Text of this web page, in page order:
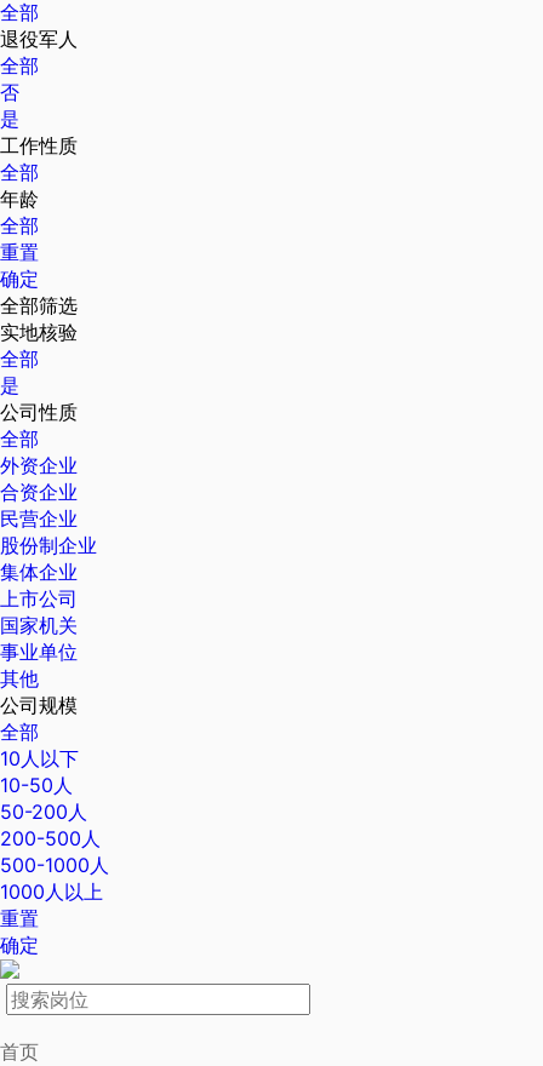
全部
退役军人
全部
否
是
工作性质
全部
年龄
全部
重置
确定
全部筛选
实地核验
全部
是
公司性质
全部
外资企业
合资企业
民营企业
股份制企业
集体企业
上市公司
国家机关
事业单位
其他
公司规模
全部
10人以下
10-50人
50-200人
200-500人
500-1000人
1000人以上
重置
确定
首页